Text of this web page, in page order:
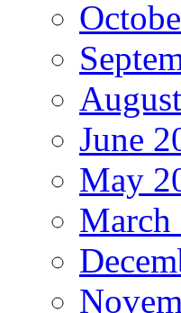
June
May
March